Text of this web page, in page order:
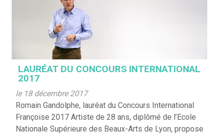
LAURÉAT DU CONCOURS INTERNATIONAL
2017
le 18 décembre 2017
Romain Gandolphe, lauréat du Concours International
Françoise 2017 Artiste de 28 ans, diplômé de l’Ecole
Nationale Supérieure des Beaux-Arts de Lyon, propose